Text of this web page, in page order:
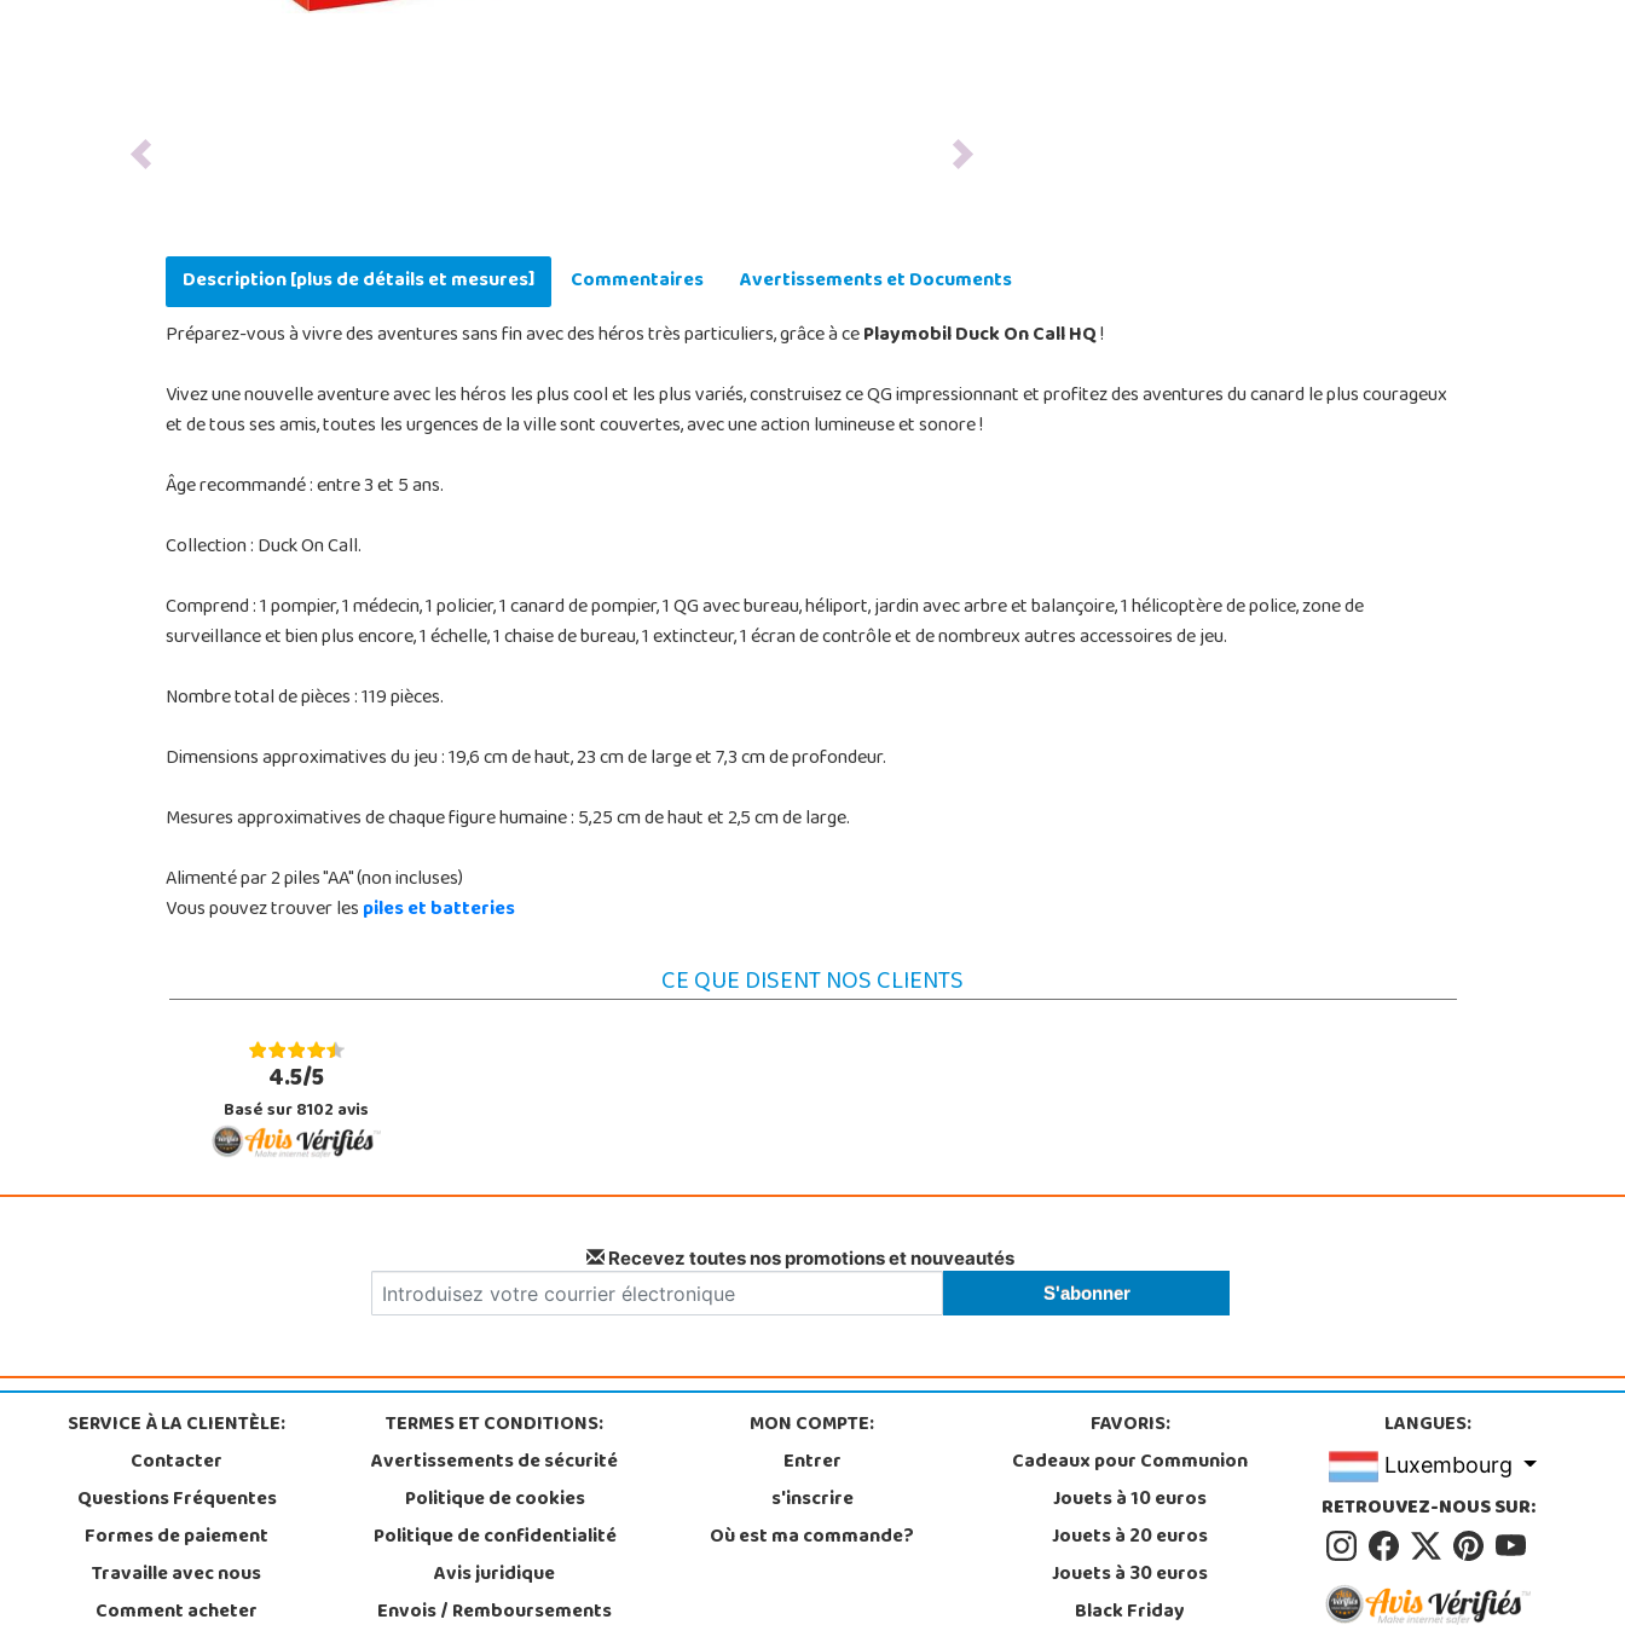
Previous Next
Description [plus de détails et mesures] Commentaires
Avertissements et Documents
Préparez-vous à vivre des aventures sans fin avec des héros très particuliers, grâce à cePlaymobil Duck On Call HQ!
Vivez une nouvelle aventure avec les héros les plus cool et les plus variés, construisez ce QG impressionnant et profitez des aventures du canard le plus courageux
et de tous ses amis, toutes les urgences de la ville sont couvertes, avec une action lumineuse et sonore !
Âge recommandé : entre 3 et 5 ans.
Collection : Duck On Call.
Comprend : 1 pompier, 1 médecin, 1 policier, 1 canard de pompier, 1 QG avec bureau, héliport, jardin avec arbre et balançoire, 1 hélicoptère de police, zone de
surveillance et bien plus encore, 1 échelle, 1 chaise de bureau, 1 extincteur, 1 écran de contrôle et de nombreux autres accessoires de jeu.
Nombre total de pièces : 119 pièces.
Dimensions approximatives du jeu : 19,6 cm de haut, 23 cm de large et 7,3 cm de profondeur.
Mesures approximatives de chaque figure humaine : 5,25 cm de haut et 2,5 cm de large.
Alimenté par 2 piles "AA" (non incluses)
Vous pouvez trouver lespiles et batteries
CE QUE DISENT NOS CLIENTS
4.5/5
Basé sur 8102 avis
Recevez toutes nos promotions et nouveautés
SERVICE À LA CLIENTÈLE:
Contacter
Questions Fréquentes
Formes de paiement
Travaille avec nous
Comment acheter
TERMES ET CONDITIONS:
Avertissements de sécurité
Politique de cookies
Politique de confidentialité
Avis juridique
Envois / Remboursements
MON COMPTE:
Entrer
s'inscrire
Où est ma commande?
FAVORIS:
Cadeaux pour Communion
Jouets à 10 euros
Jouets à 20 euros
Jouets à 30 euros
Black Friday
LANGUES:
Luxembourg
RETROUVEZ-NOUS SUR: